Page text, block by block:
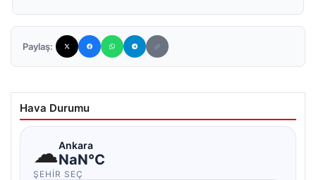
Paylaş:
Hava Durumu
☁Ankara
NaN°C
ŞEHIR SEÇ